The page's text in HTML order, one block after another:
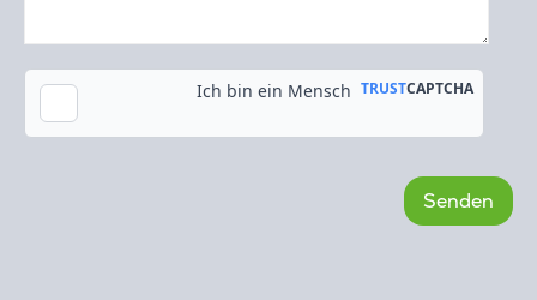
Kopie an meine E-Mail-Adresse senden